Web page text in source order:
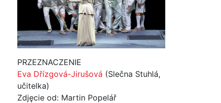
PRZEZNACZENIE
Eva Dřízgová-Jirušová (Slečna Stuhlá,
učitelka)
Zdjęcie od: Martin Popelář